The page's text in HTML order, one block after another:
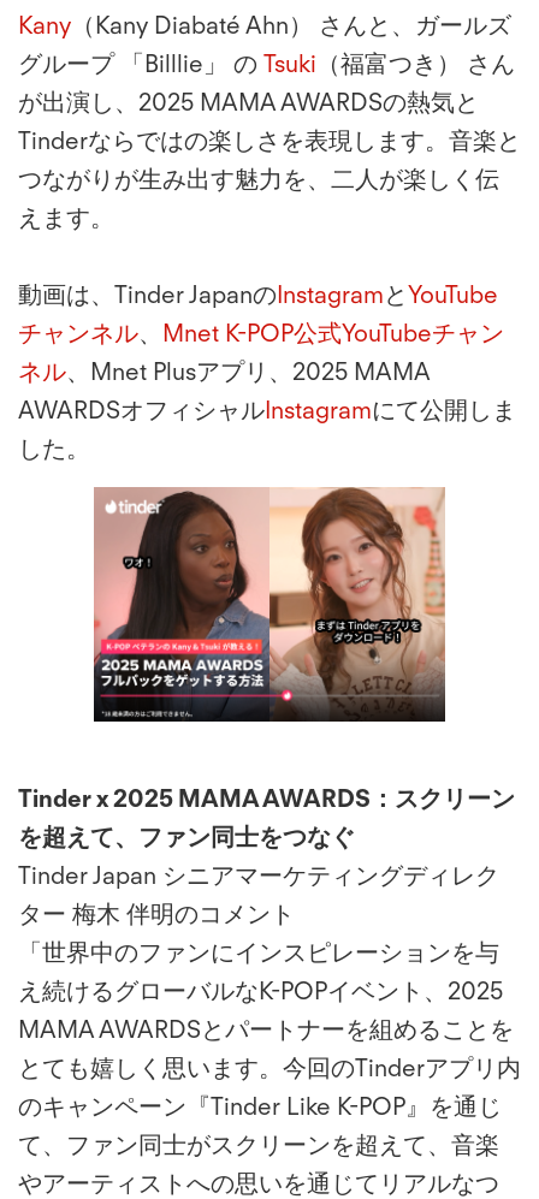
Kany （Kany Diabaté Ahn） さんと、ガールズ
グループ 「Billlie」 の Tsuki （福富つき） さん
が出演し、2025 MAMA AWARDSの熱気と
Tinderならではの楽しさを表現します。音楽と
つながりが生み出す魅力を、二人が楽しく伝
えます。
動画は、Tinder JapanのInstagramとYouTube
チャンネル、 Mnet K-POP公式YouTubeチャン
ネル、Mnet Plusアプリ、2025 MAMA
AWARDSオフィシャルInstagramにて公開しま
した。
Tinder x 2025 MAMA AWARDS：スクリーン
を超えて、ファン同士をつなぐ
Tinder Japan シニアマーケティングディレク
ター 梅木 伴明のコメント
「世界中のファンにインスピレーションを与
え続けるグローバルなK-POPイベント、2025
MAMA AWARDSとパートナーを組めることを
とても嬉しく思います。今回のTinderアプリ内
のキャンペーン『Tinder Like K-POP』を通じ
て、ファン同士がスクリーンを超えて、音楽
やアーティストへの思いを通じてリアルなつ